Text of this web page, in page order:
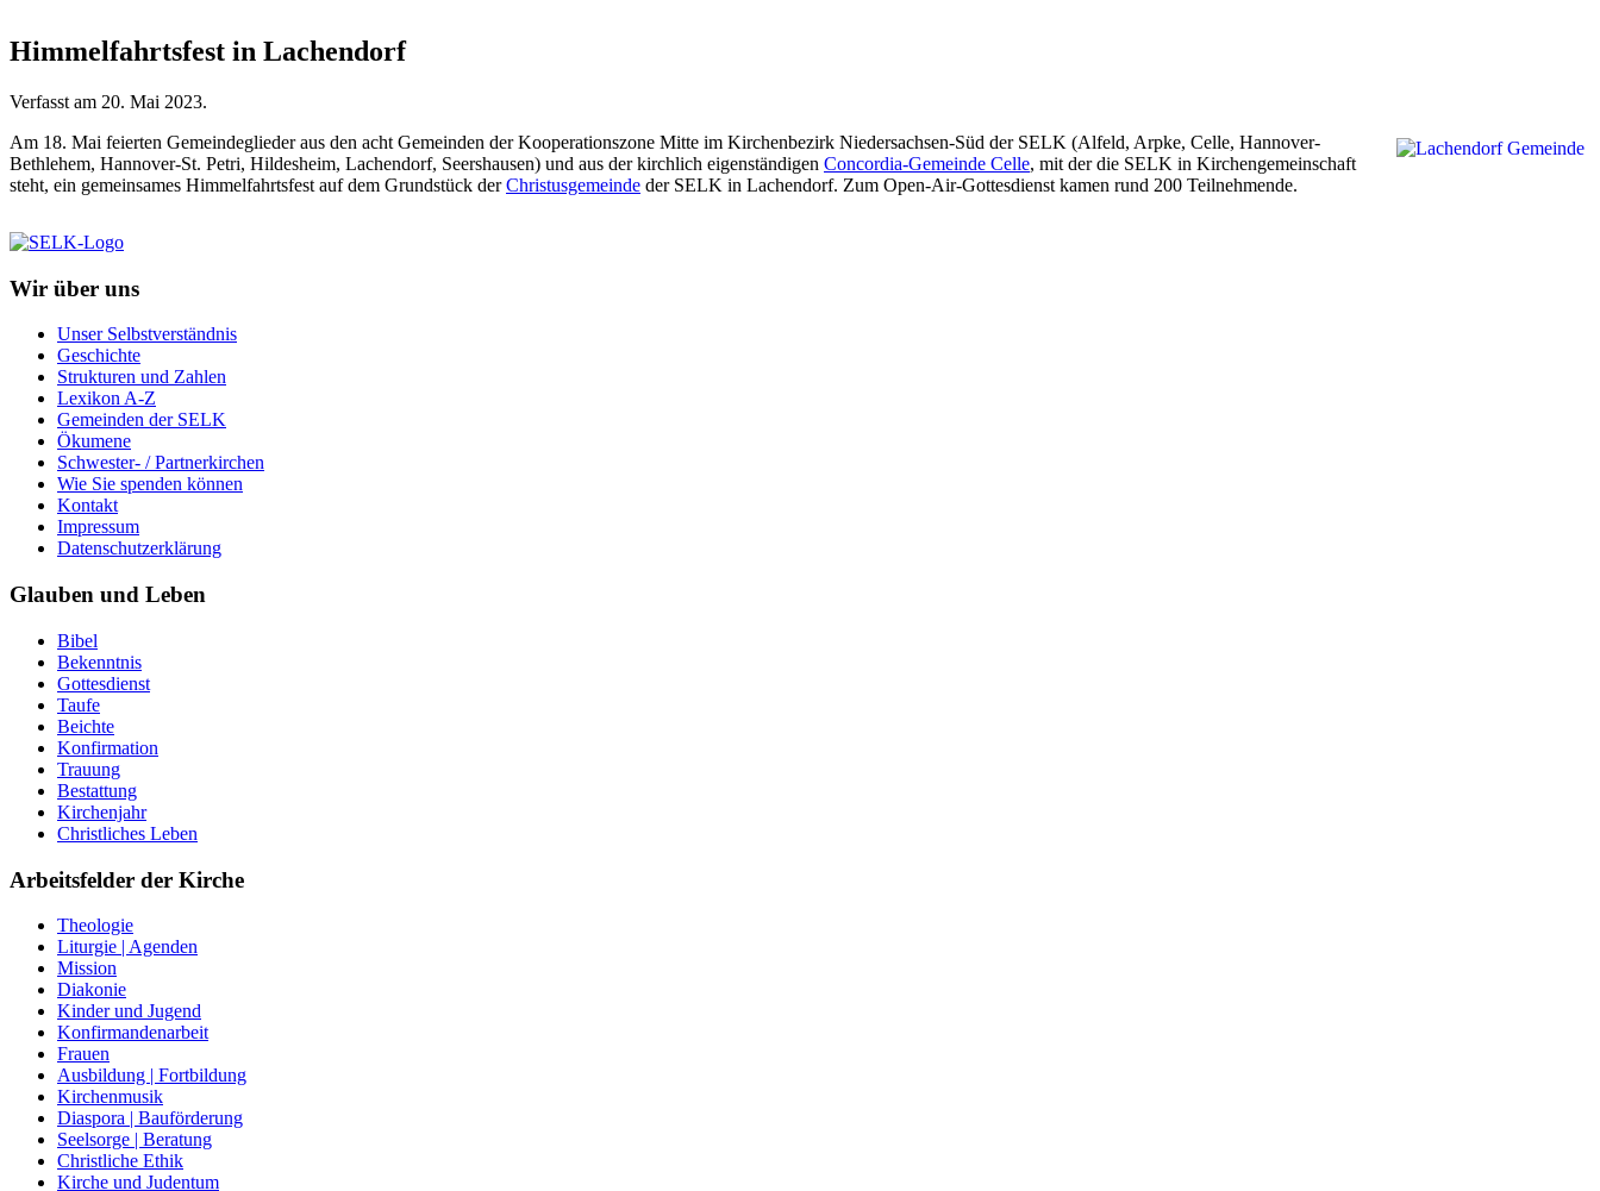
Himmelfahrtsfest in Lachendorf
Verfasst am 20. Mai 2023.
Am 18. Mai feierten Gemeindeglieder aus den acht Gemeinden der Kooperationszone Mitte im Kirchenbezirk Niedersachsen-Süd der SELK (Alfeld, Arpke, Celle, Hannover-
Bethlehem, Hannover-St. Petri, Hildesheim, Lachendorf, Seershausen) und aus der kirchlich eigenständigen Concordia-Gemeinde Celle, mit der die SELK in Kirchengemeinschaft
steht, ein gemeinsames Himmelfahrtsfest auf dem Grundstück derChristusgemeinde der SELK in Lachendorf. Zum Open-Air-Gottesdienst kamen rund 200 Teilnehmende.
Wir über uns
Unser Selbstverständnis
Geschichte
Strukturen und Zahlen
Lexikon A-Z
Gemeinden der SELK
Ökumene
Schwester- / Partnerkirchen
Wie Sie spenden können
Kontakt
Impressum
Datenschutzerklärung
Glauben und Leben
Bibel
Bekenntnis
Gottesdienst
Taufe
Beichte
Konfirmation
Trauung
Bestattung
Kirchenjahr
Christliches Leben
Arbeitsfelder der Kirche
Theologie
Liturgie | Agenden
Mission
Diakonie
Kinder und Jugend
Konfirmandenarbeit
Frauen
Ausbildung | Fortbildung
Kirchenmusik
Diaspora | Bauförderung
Seelsorge | Beratung
Christliche Ethik
Kirche und Judentum